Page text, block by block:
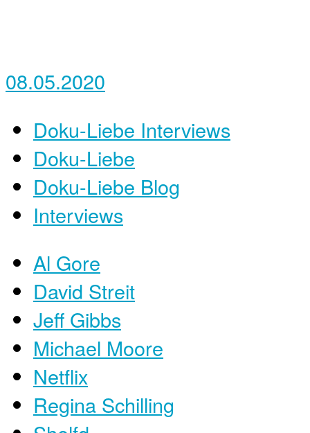
08.05.2020
Doku-Liebe Interviews
Doku-Liebe
Doku-Liebe Blog
Interviews
Al Gore
David Streit
Jeff Gibbs
Michael Moore
Netflix
Regina Schilling